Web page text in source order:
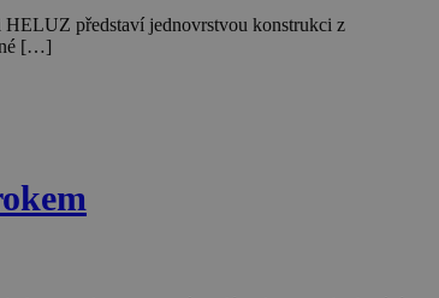
HELUZ představí jednovrstvou konstrukci z
[…]